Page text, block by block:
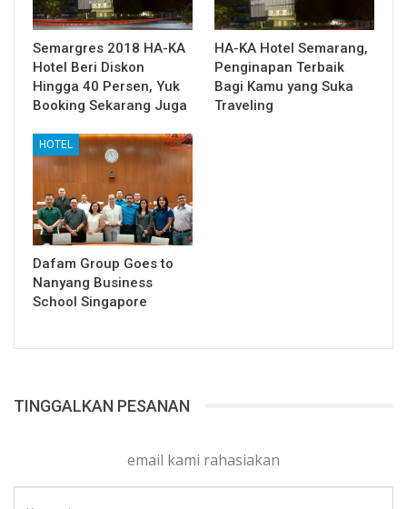
Semargres 2018 HA-KA
Hotel Beri Diskon
Hingga 40 Persen, Yuk
Booking Sekarang Juga
HA-KA Hotel Semarang,
Penginapan Terbaik
Bagi Kamu yang Suka
Traveling
HOTEL
Dafam Group Goes to
Nanyang Business
School Singapore
TINGGALKAN PESANAN
email kami rahasiakan